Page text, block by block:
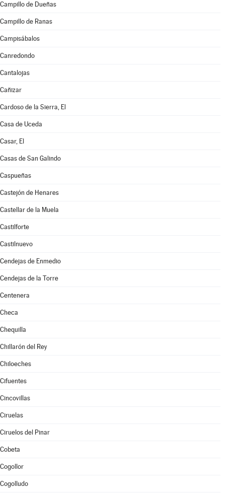
Campillo de Dueñas
Campillo de Ranas
Campisábalos
Canredondo
Cantalojas
Cañizar
Cardoso de la Sierra, El
Casa de Uceda
Casar, El
Casas de San Galindo
Caspueñas
Castejón de Henares
Castellar de la Muela
Castilforte
Castilnuevo
Cendejas de Enmedio
Cendejas de la Torre
Centenera
Checa
Chequilla
Chillarón del Rey
Chiloeches
Cifuentes
Cincovillas
Ciruelas
Ciruelos del Pinar
Cobeta
Cogollor
Cogolludo